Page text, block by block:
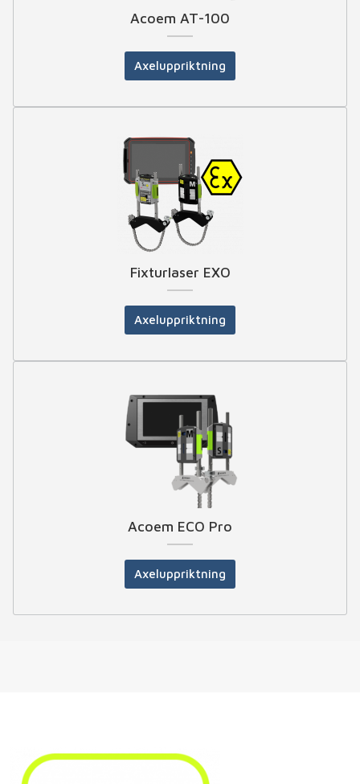
Acoem AT-100
Axeluppriktning
Fixturlaser EXO
Axeluppriktning
Acoem ECO Pro
Axeluppriktning